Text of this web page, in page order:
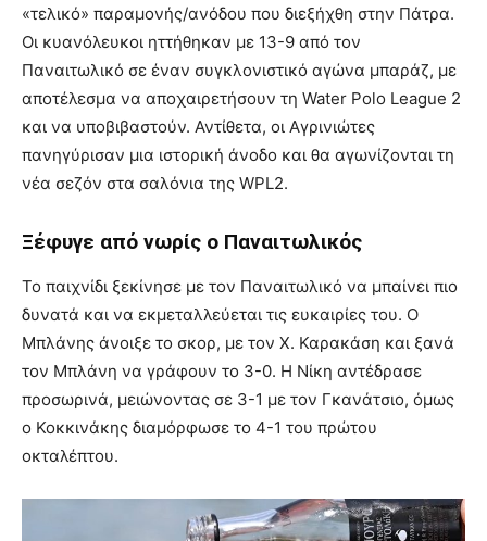
«τελικό» παραμονής/ανόδου που διεξήχθη στην Πάτρα.
Οι κυανόλευκοι ηττήθηκαν με 13-9 από τον
Παναιτωλικό σε έναν συγκλονιστικό αγώνα μπαράζ, με
αποτέλεσμα να αποχαιρετήσουν τη Water Polo League 2
και να υποβιβαστούν. Αντίθετα, οι Αγρινιώτες
πανηγύρισαν μια ιστορική άνοδο και θα αγωνίζονται τη
νέα σεζόν στα σαλόνια της WPL2.
Ξέφυγε από νωρίς ο Παναιτωλικός
Το παιχνίδι ξεκίνησε με τον Παναιτωλικό να μπαίνει πιο
δυνατά και να εκμεταλλεύεται τις ευκαιρίες του. Ο
Μπλάνης άνοιξε το σκορ, με τον Χ. Καρακάση και ξανά
τον Μπλάνη να γράφουν το 3-0. Η Νίκη αντέδρασε
προσωρινά, μειώνοντας σε 3-1 με τον Γκανάτσιο, όμως
ο Κοκκινάκης διαμόρφωσε το 4-1 του πρώτου
οκταλέπτου.